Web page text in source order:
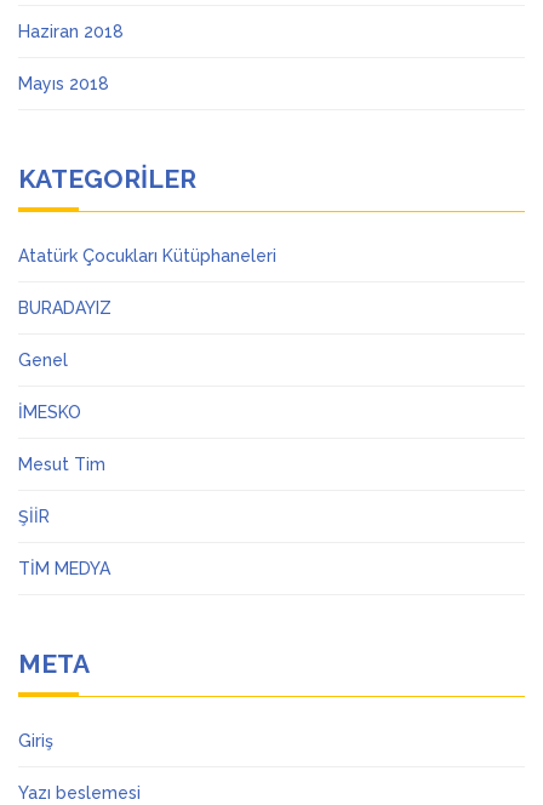
Haziran 2018
Mayıs 2018
KATEGORILER
Atatürk Çocukları Kütüphaneleri
BURADAYIZ
Genel
İMESKO
Mesut Tim
ŞİİR
TİM MEDYA
META
Giriş
Yazı beslemesi